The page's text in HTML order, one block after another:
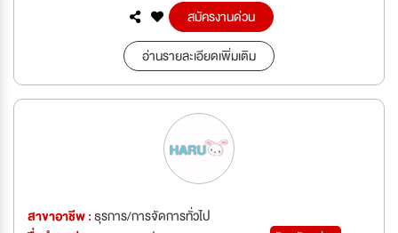
สมัครงานด่วน
อ่านรายละเอียดเพิ่มเติม
สาขาอาชีพ :ธุรการ/การจัดการทั่วไป